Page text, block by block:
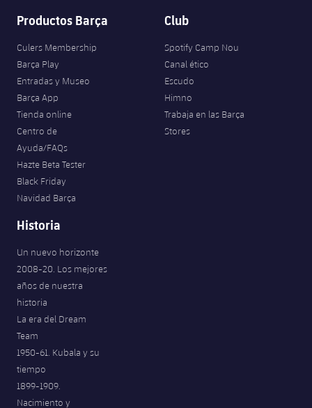
Productos Barça
Culers Membership
Barça Play
Entradas y Museo
Barça App
Tienda online
Centro de
Ayuda/FAQs
Hazte Beta Tester
Black Friday
Navidad Barça
Club
Spotify Camp Nou
Canal ético
Escudo
Himno
Trabaja en las Barça
Stores
Historia
Un nuevo horizonte
2008-20. Los mejores
años de nuestra
historia
La era del Dream
Team
1950-61. Kubala y su
tiempo
1899-1909.
Nacimiento y